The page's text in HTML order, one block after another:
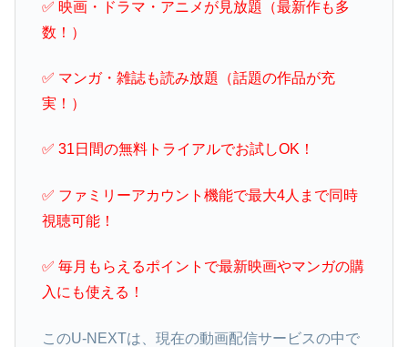
✅ 映画・ドラマ・アニメが見放題（最新作も多
数！）
✅ マンガ・雑誌も読み放題（話題の作品が充
実！）
✅ 31日間の無料トライアルでお試しOK！
✅ ファミリーアカウント機能で最大4人まで同時
視聴可能！
✅ 毎月もらえるポイントで最新映画やマンガの購
入にも使える！
このU-NEXTは、現在の動画配信サービスの中で